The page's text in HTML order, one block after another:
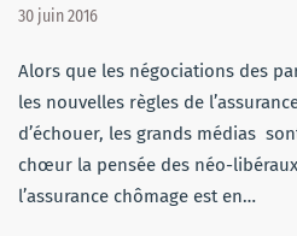
30 juin 2016
Alors que les négociations des
les nouvelles règles de
d’échouer, les grands médias
chœur la pensée des néo-
l’assurance chômage est en…